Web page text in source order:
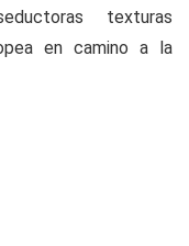
texturas
en camino a la